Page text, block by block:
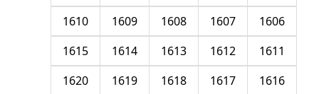
1606
1607
1608
1609
1610
1611
1612
1613
1614
1615
1616
1617
1618
1619
1620